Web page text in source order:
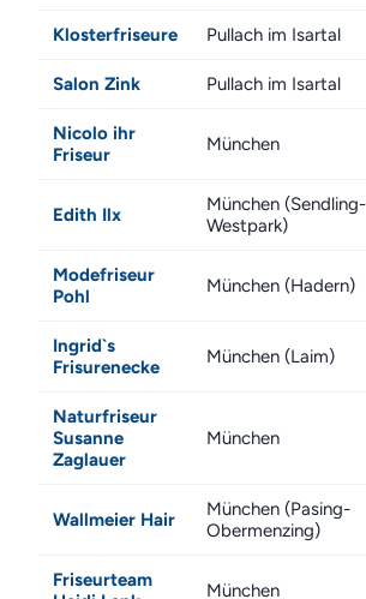
Klosterfriseure Pullach im Isartal
Salon Zink Pullach im Isartal
Nicolo ihr
Friseur
München
Edith Ilx
München (Sendling-
Westpark)
Modefriseur
Pohl
München (Hadern)
Ingrid`s
Frisurenecke
München (Laim)
Naturfriseur
Susanne
Zaglauer
München
Wallmeier Hair
München (Pasing-
Obermenzing)
Friseurteam
München